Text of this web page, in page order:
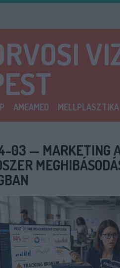
AMEAMED MELLPLASZTIKA
03 — MARKETING